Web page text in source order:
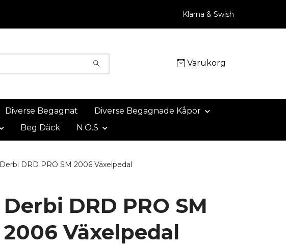
Klarna & Swish
Varukorg
Diverse Begagnat
Diverse Begagnade Kåpor
Beg Däck N.O.S
Derbi DRD PRO SM 2006 Växelpedal
Derbi DRD PRO SM
2006 Växelpedal